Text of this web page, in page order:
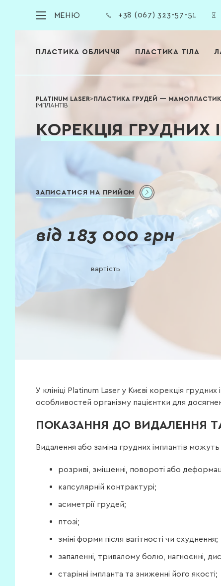
МЕНЮ +38 (067) 323-57-51
ПЛАСТИКА ОБЛИЧЧЯ ПЛАСТИКА ТІЛА
PLATINUM LASER>ПЛАСТИКА ГРУДЕЙ —
ІМПЛАНТІВ
КОРЕКЦІЯ ГРУДНИХ
ЗАПИСАТИСЯ НА ПРИЙОМ
від 183 000 грн
вартість
У клініці Platinum Laser у Києві корекція
особливостей організму пацієнтки для
ПОКАЗАННЯ ДО ВИДАЛЕННЯ
Видалення або заміна грудних імплантів
розриві, зміщенні, повороті або
капсулярній контрактурі;
асиметрії грудей;
птозі;
зміні форми після вагітності чи схуднення;
запаленні, тривалому болю, нагноєнні,
старінні імпланта та зниженні його якості;